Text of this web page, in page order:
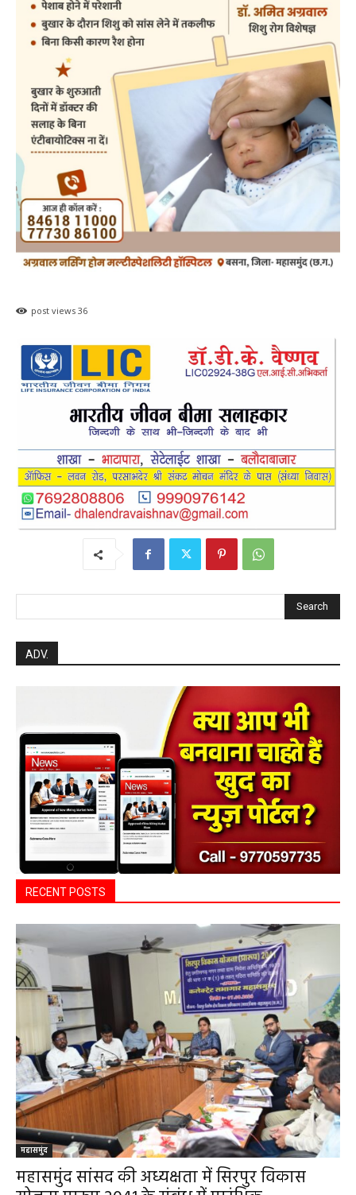
post views 36
Search
ADV.
RECENT POSTS
महासमुंद
महासमुंद सांसद की अध्यक्षता में सिरपुर विकास